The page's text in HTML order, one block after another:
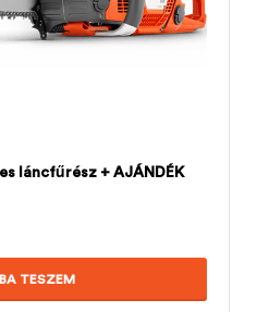
láncfűrész + AJÁNDÉK
TESZEM